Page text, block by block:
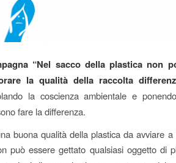
“Nel sacco della plastica non
la qualità della raccolta
la coscienza ambientale e
fare la differenza.
buona qualità della plastica da avviare
può essere gettato qualsiasi oggetto di